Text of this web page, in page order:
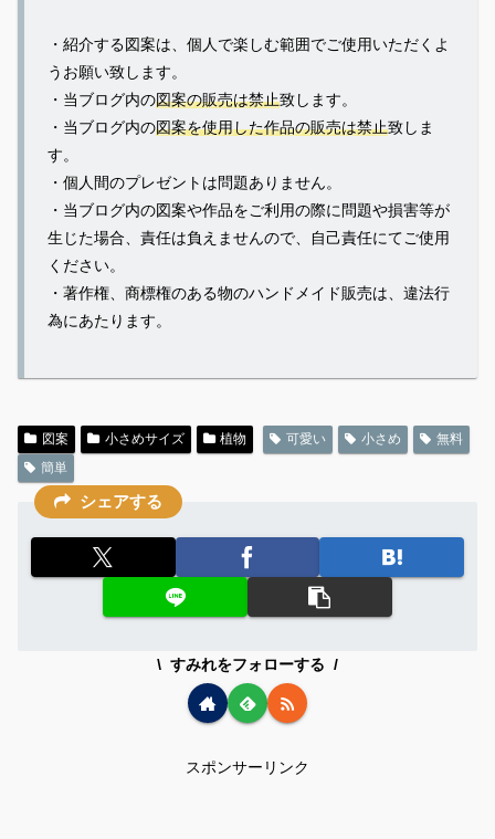
・紹介する図案は、個人で楽しむ範囲でご使用いただくよ
うお願い致します。
・当ブログ内の図案の販売は禁止致します。
・当ブログ内の図案を使用した作品の販売は禁止致しま
す。
・個人間のプレゼントは問題ありません。
・当ブログ内の図案や作品をご利用の際に問題や損害等が
生じた場合、責任は負えませんので、自己責任にてご使用
ください。
・著作権、商標権のある物のハンドメイド販売は、違法行
為にあたります。
図案 小さめサイズ 植物 可愛い 小さめ
無料
簡単
シェアする
すみれをフォローする
スポンサーリンク